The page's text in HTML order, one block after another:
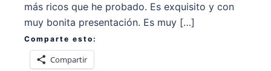
más ricos que he probado. Es exquisito y con
muy bonita presentación. Es muy […]
Comparte esto:
Compartir